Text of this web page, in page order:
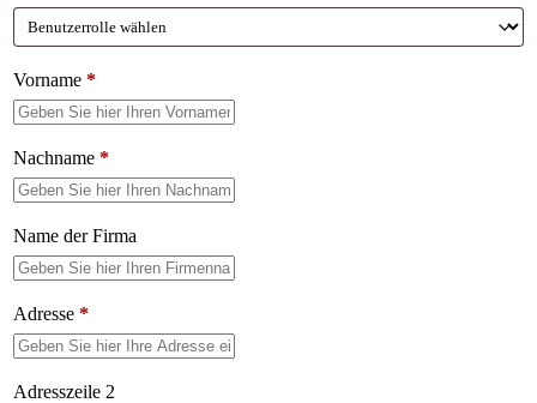
Vorname *
Nachname *
Name der Firma
Adresse *
Adresszeile 2